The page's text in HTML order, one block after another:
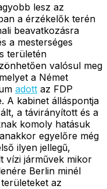
lesz az
a érzékelők terén
beavatkozásra
a mesterséges
területén
valósul meg
a Német
adott az FDP
A kabinet álláspontja
a távirányított és a
komoly hatásuk
egyelőre még
ilyen jellegű,
vízi járművek mikor
Berlin minél
az